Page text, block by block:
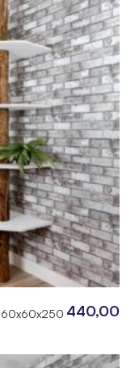
60x60x250 440,00